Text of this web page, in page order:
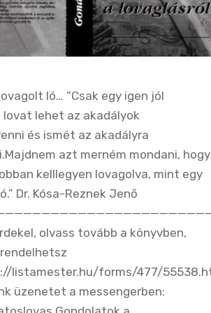
ló… “Csak egy igen jól
lehet az akadályok
és ismét az akadályra
azt merném mondani, hogy
kelllegyen lovagolva, mint egy
Dr. Kósa-Reznek Jenő
olvass tovább a könyvben,
listamester.hu/forms/477/
üzenetet a messengerben: